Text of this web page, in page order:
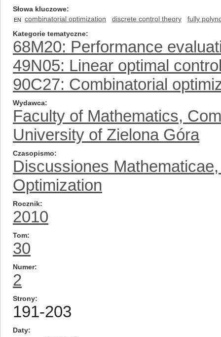
Słowa kluczowe
EN combinatorial optimization discrete control theory
fully
Kategorie tematyczne
68M20: Performance
49N05: Linear optimal
90C27: Combinatorial
Wydawca
Faculty of Mathematics,
University of Zielona Góra
Czasopismo
Discussiones
Optimization
Rocznik
2010
Tom
30
Numer
2
Strony
191-203
Daty